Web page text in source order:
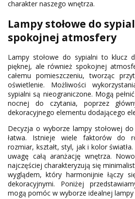
charakter naszego wnętrza.
Lampy stołowe do
spokojnej atmosfery
Lampy stołowe do sypialni to klucz
pięknej, ale również spokojnej
całemu pomieszczeniu, tworząc
oświetlenie. Możliwości
sypialni są nieograniczone. Mogą
nocnej do czytania, poprzez
dekoracyjnego elementu dodającego
Decyzja o wyborze lampy stołowej
łatwa. Istnieje wiele faktorów do
rozmiar, kształt, styl, jak i kolor
uwagę całą aranżację wnętrza.
najczęściej charakteryzują się
wyglądem, który harmonijnie łączy
dekoracyjnymi. Poniżej
mogą pomóc w wyborze idealnej lampy